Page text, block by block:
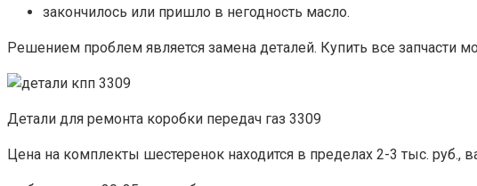
закончилось или пришло в негодность масло.
Решением проблем является замена деталей. Купить все запчасти
Детали для ремонта коробки передач газ 3309
Цена на комплекты шестеренок находится в пределах 2-3 тыс. руб.,